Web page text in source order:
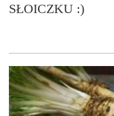
SŁOICZKU :)